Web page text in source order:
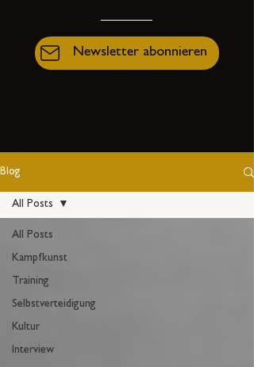
Newsletter abonnieren
Blog
All Posts
Kampfkunst
Training
Selbstverteidigung
Kultur
Interview
All Posts